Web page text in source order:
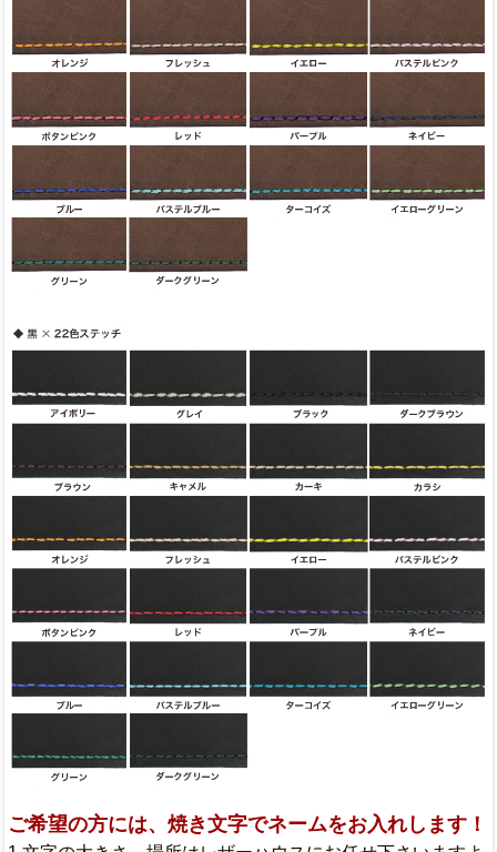
ご希望の方には、焼き文字でネームをお入れします！